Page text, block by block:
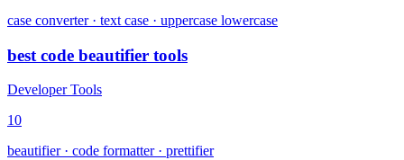
case converter · text case · uppercase lowercase
best code beautifier tools
Developer Tools
10
beautifier · code formatter · prettifier